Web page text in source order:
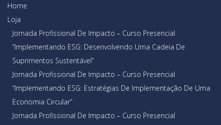
Home
Loja
Jornada Profissional De Impacto – Curso Presencial
“Implementando ESG: Desenvolvendo Uma Cadeia De
Suprimentos Sustentável”
Jornada Profissional De Impacto – Curso Presencial
“Implementando ESG: Estratégias De Implementação De Uma
Economia Circular”
Jornada Profissional De Impacto – Curso Presencial